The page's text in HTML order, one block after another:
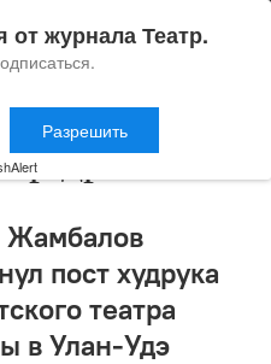
драмы
Жамбалов
пост худрука
театра
в Улан-Удэ
от журнала Театр.
Разрешить